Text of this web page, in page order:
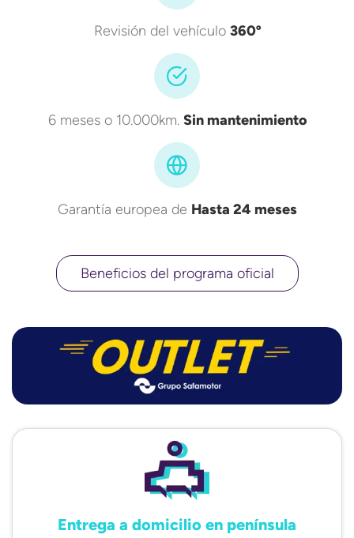
Revisión del vehículo 360º
6 meses o 10.000km. Sin mantenimiento
Garantía europea de Hasta 24 meses
Beneficios del programa oficial
Entrega a domicilio en península